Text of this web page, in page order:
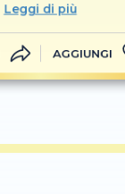
Leggi di più
AGGIUNGI